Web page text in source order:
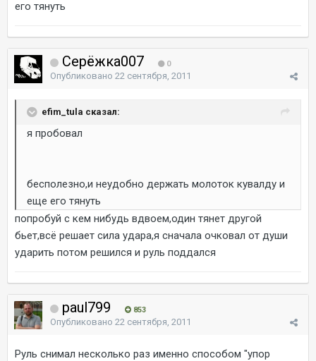
его тянуть
Серёжка007 0
Опубликовано 22 сентября, 2011
efim_tula сказал:
я пробовал
бесполезно,и неудобно держать молоток кувалду и
еще его тянуть
попробуй с кем нибудь вдвоем,один тянет другой
бьет,всё решает сила удара,я сначала очковал от души
ударить потом решился и руль поддался
paul799 853
Опубликовано 22 сентября, 2011
Руль снимал несколько раз именно способом "упор